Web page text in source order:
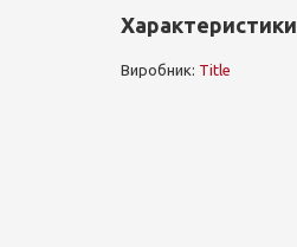
Характеристики
Виробник: Title